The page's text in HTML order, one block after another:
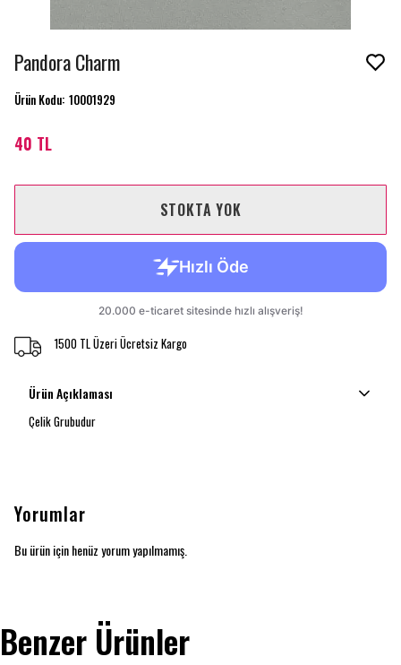
Pandora Charm
Ürün Kodu: 10001929
40 TL
STOKTA YOK
1500 TL Üzeri Ücretsiz Kargo
Ürün Açıklaması
Çelik Grubudur
Yorumlar
Bu ürün için henüz yorum yapılmamış.
Benzer Ürünler